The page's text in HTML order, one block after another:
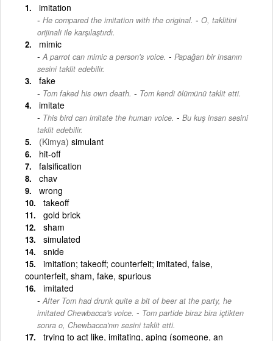
imitation
He compared the imitation with the original. - O, taklitini
orijinali ile karşılaştırdı.
mimic
A parrot can mimic a person's voice. - Papağan bir insanın
sesini taklit edebilir.
fake
Tom faked his own death. - Tom kendi ölümünü taklit etti.
imitate
This bird can imitate the human voice. - Bu kuş insan sesini
taklit edebilir.
(Kimya) simulant
hit-off
falsification
chav
wrong
takeoff
gold brick
sham
simulated
snide
imitation; takeoff; counterfeit; imitated, false,
counterfeit, sham, fake, spurious
imitated
After Tom had drunk quite a bit of beer at the party, he
imitated Chewbacca's voice. - Tom partide biraz bira içtikten
sonra o, Chewbacca'nın sesini taklit etti.
trying to act like, imitating, aping (someone, an